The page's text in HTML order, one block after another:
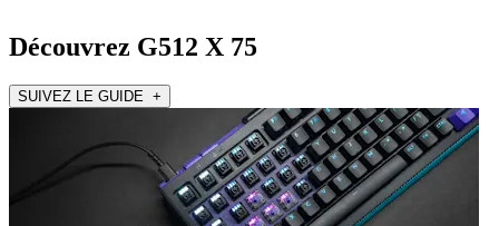
Découvrez G512 X 75
SUIVEZ LE GUIDE +